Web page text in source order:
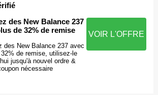
des New Balance 237
de 32% de remise
des New Balance 237 avec
de remise, utilisez-le
jusqu'à nouvel ordre &
nécessaire
VOIR L'OFFRE